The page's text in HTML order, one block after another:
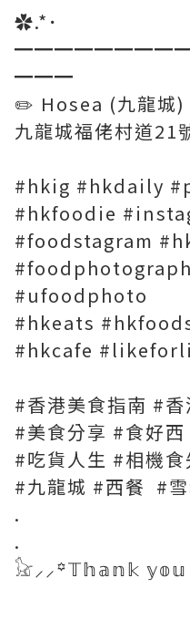
✿.*･
━━━
✏️ Hosea (九龍城)
九龍城福佬村道21
#hkig #hkdaily
#hkfoodie
#foodstagram
#ufoodphoto
#hkeats
#hkcafe
#香港美食指南 #
#美食分享 #食好
#吃貨人生 #相機
#九龍城 #西餐 #
.
.
𓃠⸝⸝꙳𝕋𝕙𝕒𝕟𝕜 𝕪𝕠𝕦